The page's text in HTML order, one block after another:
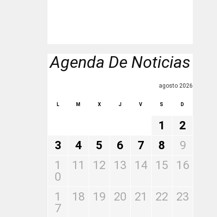
Agenda De Noticias
agosto 2026
L M X J V S D
1
2
3
4 5 6 7 8
9
1
0
11 12 13 14 15 16
1
7
18 19 20 21 22 23